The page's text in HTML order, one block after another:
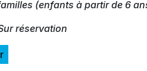
(enfants à partir de 6
réservation